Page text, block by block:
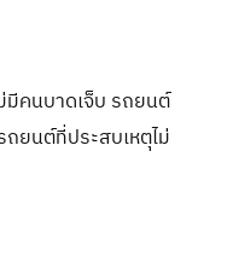
มีคนบาดเจ็บ รถยนต์
ยนต์ที่ประสบเหตุไม่